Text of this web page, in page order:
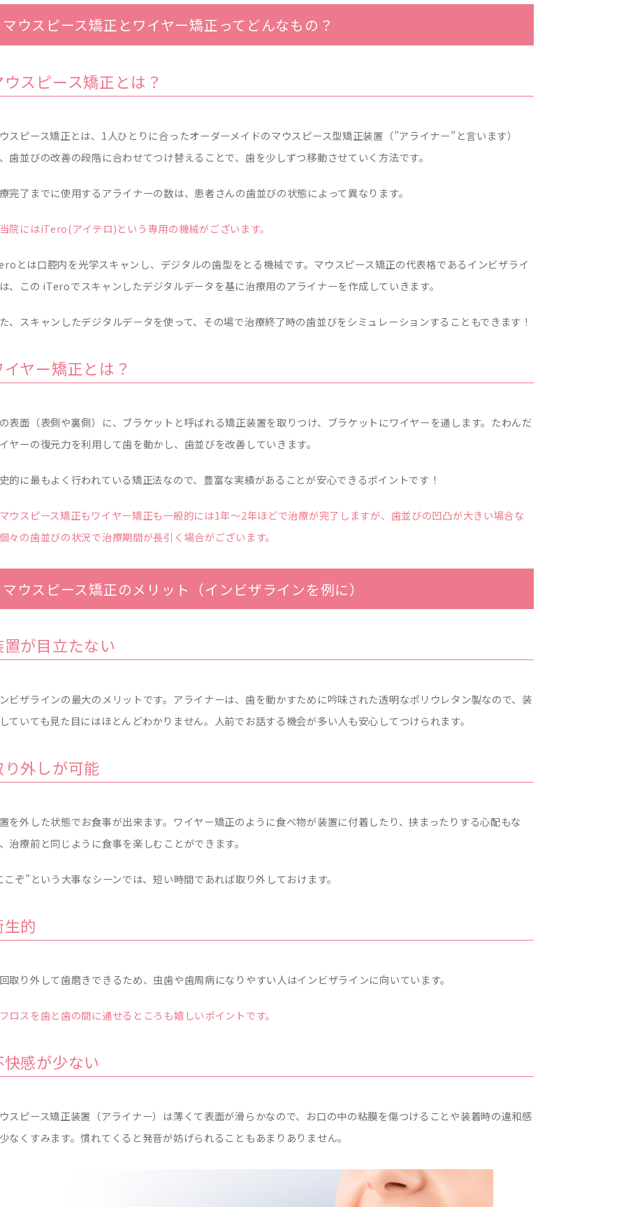
マウスピース矯正とワイヤー矯正ってどんなもの？
ウスピース矯正とは？
スピース矯正とは、1人ひとりに合ったオーダーメイドのマウスピース型矯正装置（”アライナー”と言います）
歯並びの改善の段階に合わせてつけ替えることで、歯を少しずつ移動させていく方法です。
完了までに使用するアライナーの数は、患者さんの歯並びの状態によって異なります。
院にはiTero(アイテロ)という専用の機械がございます。
とは口腔内を光学スキャンし、デジタルの歯型をとる機械です。マウスピース矯正の代表格であるインビザライ
、この iTeroでスキャンしたデジタルデータを基に治療用のアライナーを作成していきます。
、スキャンしたデジタルデータを使って、その場で治療終了時の歯並びをシミュレーションすることもできます！
イヤー矯正とは？
表面（表側や裏側）に、ブラケットと呼ばれる矯正装置を取りつけ、ブラケットにワイヤーを通します。たわんだ
ヤーの復元力を利用して歯を動かし、歯並びを改善していきます。
的に最もよく行われている矯正法なので、豊富な実績があることが安心できるポイントです！
マウスピース矯正もワイヤー矯正も一般的には1年～2年ほどで治療が完了しますが、歯並びの凹凸が大きい場合な
々の歯並びの状況で治療期間が長引く場合がございます。
マウスピース矯正のメリット（インビザラインを例に）
置が目立たない
ビザラインの最大のメリットです。アライナーは、歯を動かすために吟味された透明なポリウレタン製なので、装
ていても見た目にはほとんどわかりません。人前でお話する機会が多い人も安心してつけられます。
り外しが可能
を外した状態でお食事が出来ます。ワイヤー矯正のように食べ物が装置に付着したり、挟まったりする心配もな
治療前と同じように食事を楽しむことができます。
こぞ”という大事なシーンでは、短い時間であれば取り外しておけます。
生的
取り外して歯磨きできるため、虫歯や歯周病になりやすい人はインビザラインに向いています。
ロスを歯と歯の間に通せるところも嬉しいポイントです。
快感が少ない
スピース矯正装置（アライナー）は薄くて表面が滑らかなので、お口の中の粘膜を傷つけることや装着時の違和感
なくすみます。慣れてくると発音が妨げられることもあまりありません。